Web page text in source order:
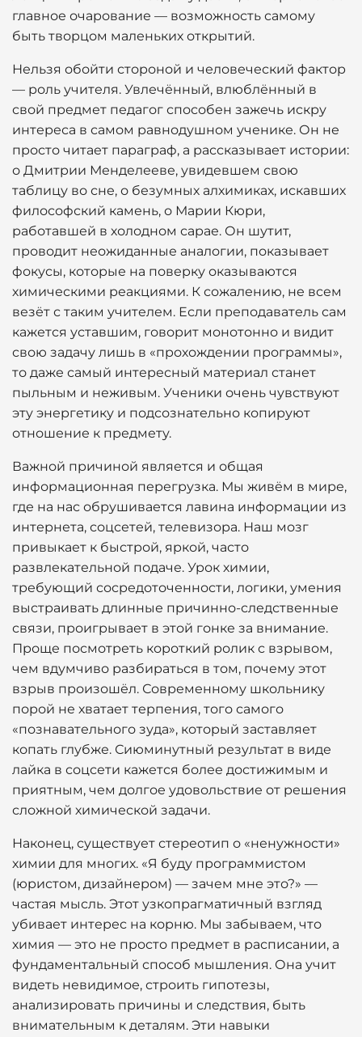
главное очарование — возможность самому
быть творцом маленьких открытий.
Нельзя обойти стороной и человеческий фактор
— роль учителя. Увлечённый, влюблённый в
свой предмет педагог способен зажечь искру
интереса в самом равнодушном ученике. Он не
просто читает параграф, а рассказывает истории:
о Дмитрии Менделееве, увидевшем свою
таблицу во сне, о безумных алхимиках, искавших
философский камень, о Марии Кюри,
работавшей в холодном сарае. Он шутит,
проводит неожиданные аналогии, показывает
фокусы, которые на поверку оказываются
химическими реакциями. К сожалению, не всем
везёт с таким учителем. Если преподаватель сам
кажется уставшим, говорит монотонно и видит
свою задачу лишь в «прохождении программы»,
то даже самый интересный материал станет
пыльным и неживым. Ученики очень чувствуют
эту энергетику и подсознательно копируют
отношение к предмету.
Важной причиной является и общая
информационная перегрузка. Мы живём в мире,
где на нас обрушивается лавина информации из
интернета, соцсетей, телевизора. Наш мозг
привыкает к быстрой, яркой, часто
развлекательной подаче. Урок химии,
требующий сосредоточенности, логики, умения
выстраивать длинные причинно-следственные
связи, проигрывает в этой гонке за внимание.
Проще посмотреть короткий ролик с взрывом,
чем вдумчиво разбираться в том, почему этот
взрыв произошёл. Современному школьнику
порой не хватает терпения, того самого
«познавательного зуда», который заставляет
копать глубже. Сиюминутный результат в виде
лайка в соцсети кажется более достижимым и
приятным, чем долгое удовольствие от решения
сложной химической задачи.
Наконец, существует стереотип о «ненужности»
химии для многих. «Я буду программистом
(юристом, дизайнером) — зачем мне это?» —
частая мысль. Этот узкопрагматичный взгляд
убивает интерес на корню. Мы забываем, что
химия — это не просто предмет в расписании, а
фундаментальный способ мышления. Она учит
видеть невидимое, строить гипотезы,
анализировать причины и следствия, быть
внимательным к деталям. Эти навыки